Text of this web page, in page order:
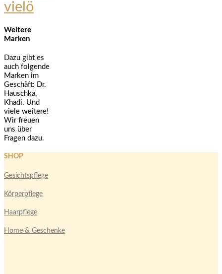
vielö
Weitere
Marken
Dazu gibt es
auch folgende
Marken im
Geschäft: Dr.
Hauschka,
Khadi. Und
viele weitere!
Wir freuen
uns über
Fragen dazu.
SHOP
Gesichtspflege
Körperpflege
Haarpflege
Home & Geschenke